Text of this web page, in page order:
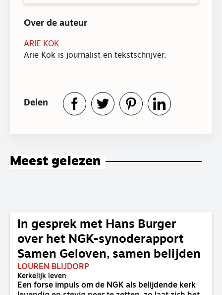
Over de auteur
ARIE KOK
Arie Kok is journalist en tekstschrijver.
Delen
Meest gelezen
In gesprek met Hans Burger
over het NGK-synoderapport
Samen Geloven, samen belijden
LOUREN BLIJDORP
Kerkelijk leven
Een forse impuls om de NGK als belijdende kerk